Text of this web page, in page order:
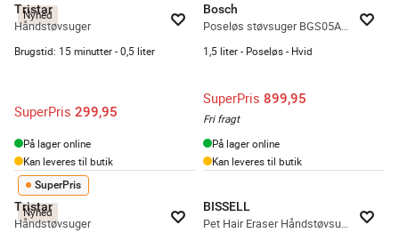
Nyhed
Tristar
Håndstøvsuger
Brugstid: 15 minutter - 0,5 liter
SuperPris 299,95
På lager online
Kan leveres til butik
Bosch
Poseløs støvsuger BGS05A322 Serie 2
1,5 liter - Poseløs - Hvid
SuperPris 899,95
Fri fragt
På lager online
Kan leveres til butik
Nyhed
SuperPris
Tristar
Håndstøvsuger
BISSELL
Pet Hair Eraser Håndstøvsuger